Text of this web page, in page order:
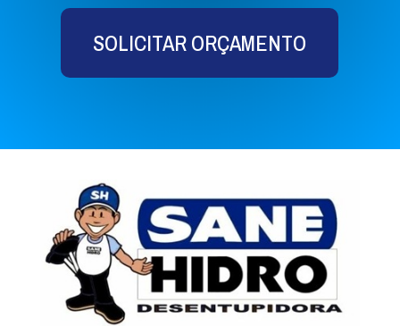
SOLICITAR ORÇAMENTO